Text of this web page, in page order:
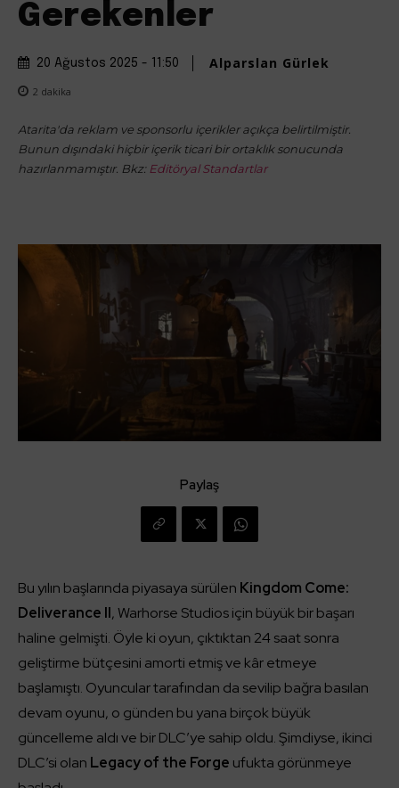
Gerekenler
20 Ağustos 2025 - 11:50 Alparslan Gürlek
2 dakika
Atarita'da reklam ve sponsorlu içerikler açıkça belirtilmiştir.
Bunun dışındaki hiçbir içerik ticari bir ortaklık sonucunda
hazırlanmamıştır. Bkz: Editöryal Standartlar
Paylaş
Bu yılın başlarında piyasaya sürülen Kingdom Come:
Deliverance II, Warhorse Studios için büyük bir başarı
haline gelmişti. Öyle ki oyun, çıktıktan 24 saat sonra
geliştirme bütçesini amorti etmiş ve kâr etmeye
başlamıştı. Oyuncular tarafından da sevilip bağra basılan
devam oyunu, o günden bu yana birçok büyük
güncelleme aldı ve bir DLC’ye sahip oldu. Şimdiyse, ikinci
DLC’si olan Legacy of the Forge ufukta görünmeye